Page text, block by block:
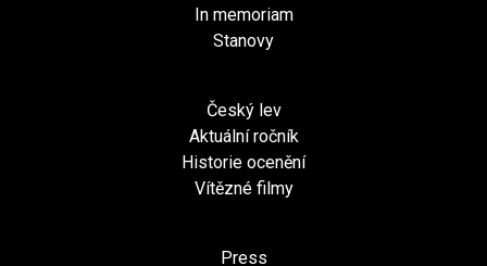
In memoriam
Stanovy
Český lev
Aktuální ročník
Historie ocenění
Vítězné filmy
Press